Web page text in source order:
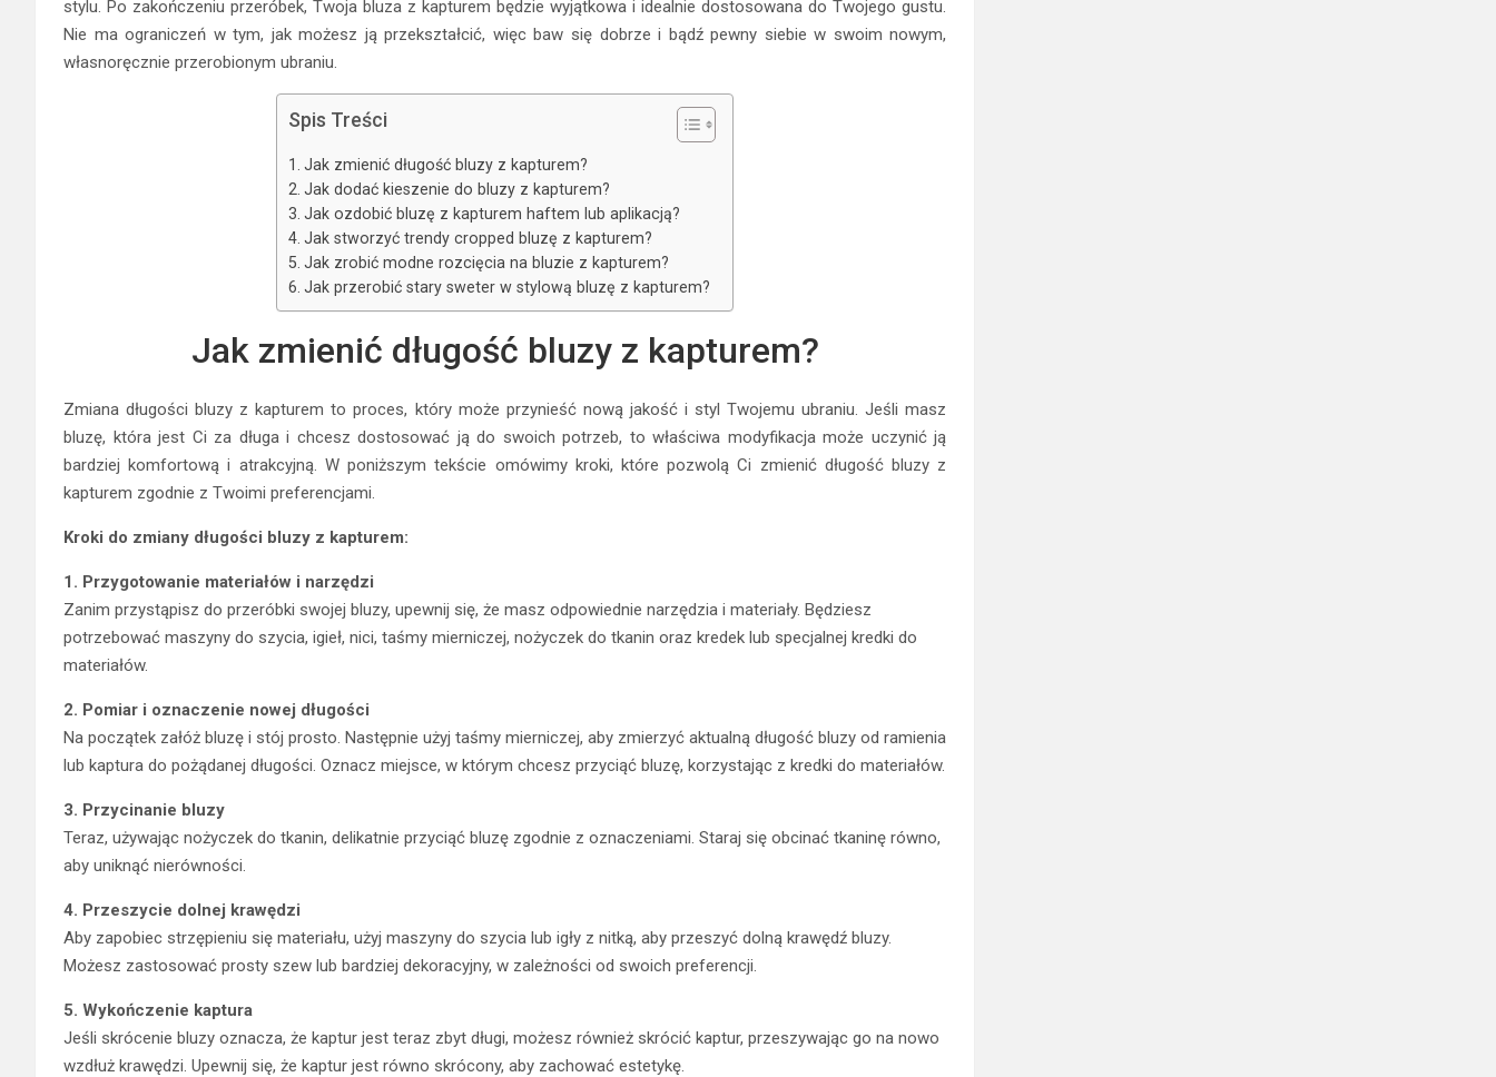
stylu. Po zakończeniu przeróbek, Twoja bluza z kapturem będzie wyjątkowa i idealnie dostosowana do Twojego gustu.
Nie ma ograniczeń w tym, jak możesz ją przekształcić, więc baw się dobrze i bądź pewny siebie w swoim nowym,
własnoręcznie przerobionym ubraniu.
Spis Treści
Jak zmienić długość bluzy z kapturem?
Jak dodać kieszenie do bluzy z kapturem?
Jak ozdobić bluzę z kapturem haftem lub aplikacją?
Jak stworzyć trendy cropped bluzę z kapturem?
Jak zrobić modne rozcięcia na bluzie z kapturem?
Jak przerobić stary sweter w stylową bluzę z kapturem?
Jak zmienić długość bluzy z kapturem?
Zmiana długości bluzy z kapturem to proces, który może przynieść nową jakość i styl Twojemu ubraniu. Jeśli masz
bluzę, która jest Ci za długa i chcesz dostosować ją do swoich potrzeb, to właściwa modyfikacja może uczynić ją
bardziej komfortową i atrakcyjną. W poniższym tekście omówimy kroki, które pozwolą Ci zmienić długość bluzy z
kapturem zgodnie z Twoimi preferencjami.
Kroki do zmiany długości bluzy z kapturem:
1. Przygotowanie materiałów i narzędzi
Zanim przystąpisz do przeróbki swojej bluzy, upewnij się, że masz odpowiednie narzędzia i materiały. Będziesz
potrzebować maszyny do szycia, igieł, nici, taśmy mierniczej, nożyczek do tkanin oraz kredek lub specjalnej kredki do
materiałów.
2. Pomiar i oznaczenie nowej długości
Na początek załóż bluzę i stój prosto. Następnie użyj taśmy mierniczej, aby zmierzyć aktualną długość bluzy od ramienia
lub kaptura do pożądanej długości. Oznacz miejsce, w którym chcesz przyciąć bluzę, korzystając z kredki do materiałów.
3. Przycinanie bluzy
Teraz, używając nożyczek do tkanin, delikatnie przyciąć bluzę zgodnie z oznaczeniami. Staraj się obcinać tkaninę równo,
aby uniknąć nierówności.
4. Przeszycie dolnej krawędzi
Aby zapobiec strzępieniu się materiału, użyj maszyny do szycia lub igły z nitką, aby przeszyć dolną krawędź bluzy.
Możesz zastosować prosty szew lub bardziej dekoracyjny, w zależności od swoich preferencji.
5. Wykończenie kaptura
Jeśli skrócenie bluzy oznacza, że kaptur jest teraz zbyt długi, możesz również skrócić kaptur, przeszywając go na nowo
wzdłuż krawędzi. Upewnij się, że kaptur jest równo skrócony, aby zachować estetykę.